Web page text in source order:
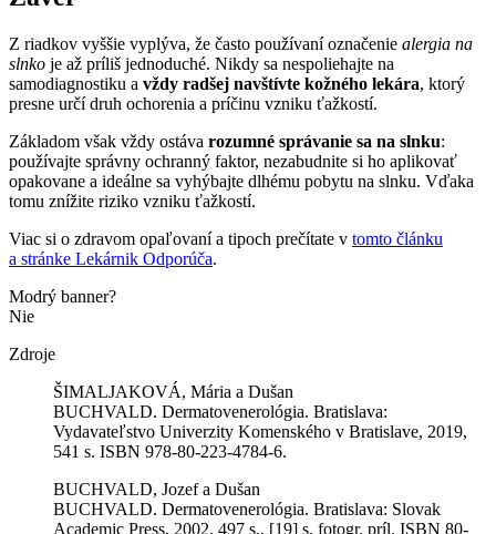
Z riadkov vyššie vyplýva, že často používaní označenie alergia na
slnko je až príliš jednoduché. Nikdy sa nespoliehajte na
samodiagnostiku a vždy radšej navštívte kožného lekára, ktorý
presne určí druh ochorenia a príčinu vzniku ťažkostí.
Základom však vždy ostáva rozumné správanie sa na slnku:
používajte správny ochranný faktor, nezabudnite si ho aplikovať
opakovane a ideálne sa vyhýbajte dlhému pobytu na slnku. Vďaka
tomu znížite riziko vzniku ťažkostí.
Viac si o zdravom opaľovaní a tipoch prečítate v tomto článku
a stránke Lekárnik Odporúča.
Modrý banner?
Nie
Zdroje
ŠIMALJAKOVÁ, Mária a Dušan
BUCHVALD. Dermatovenerológia. Bratislava:
Vydavateľstvo Univerzity Komenského v Bratislave, 2019,
541 s. ISBN 978-80-223-4784-6.
BUCHVALD, Jozef a Dušan
BUCHVALD. Dermatovenerológia. Bratislava: Slovak
Academic Press, 2002, 497 s., [19] s. fotogr. príl. ISBN 80-